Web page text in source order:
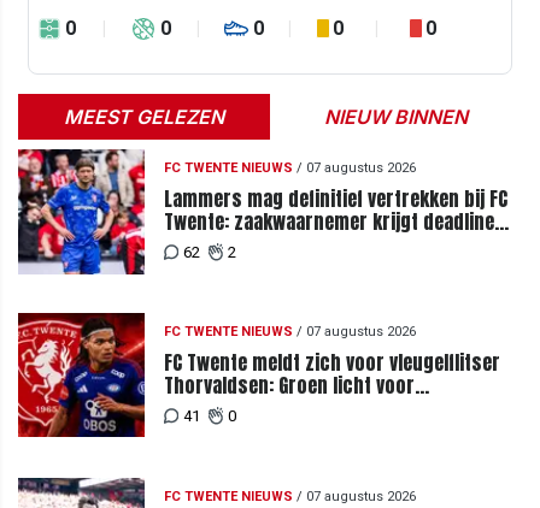
0
0 0 0 0
MEEST GELEZEN NIEUW BINNEN
FC TWENTE NIEUWS / 07 augustus 2026
Lammers mag definitief vertrekken bij FC
Twente: zaakwaarnemer krijgt deadline
vanwege komst vervanger
62 2
FC TWENTE NIEUWS / 07 augustus 2026
FC Twente meldt zich voor vleugelflitser
Thorvaldsen: Groen licht voor
miljoenenbod
41 0
FC TWENTE NIEUWS / 07 augustus 2026